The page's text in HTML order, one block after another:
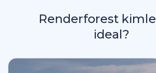
Renderforest
ideal?